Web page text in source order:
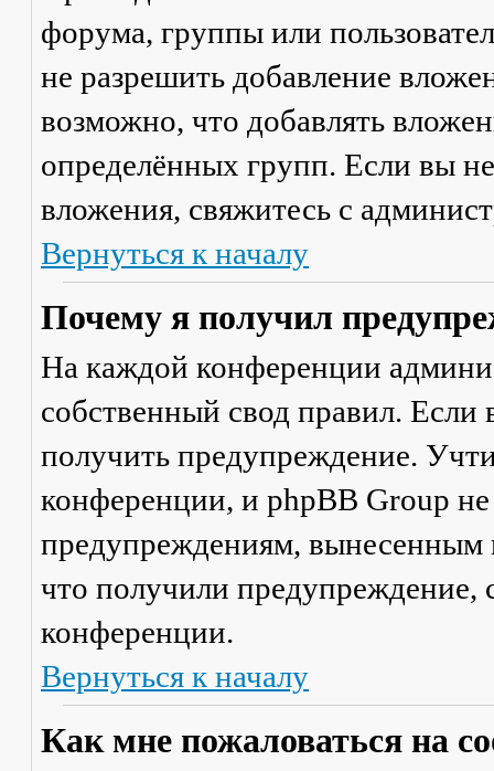
форума, группы или
не разрешить добавление
возможно, что добавлять
определённых групп. Если вы
вложения, свяжитесь с
Вернуться к началу
Почему я получил
На каждой конференции
собственный свод правил.
получить предупреждение.
конференции, и phpBB Group
предупреждениям, вынесенным
что получили предупреждение,
конференции.
Вернуться к началу
Как мне пожаловаться на